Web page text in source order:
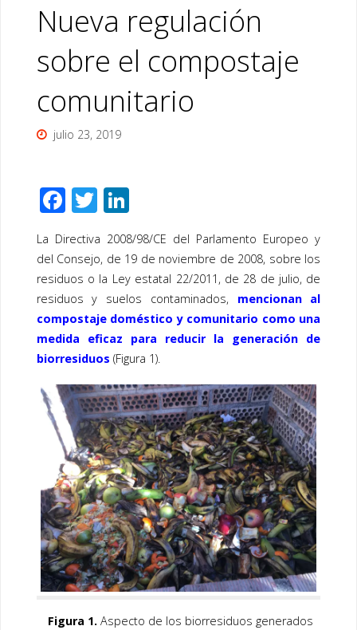
Nueva regulación
sobre el compostaje
comunitario
julio 23, 2019
F
ac
e
b
o
o
k
T
wi
tt
er
Li
n
k
e
dI
n
La Directiva 2008/98/CE del Parlamento Europeo y
del Consejo, de 19 de noviembre de 2008, sobre los
residuos o la Ley estatal 22/2011, de 28 de julio, de
residuos y suelos contaminados, mencionan al
compostaje doméstico y comunitario como una
medida eficaz para reducir la generación de
biorresiduos (Figura 1).
Figura 1.Aspecto de los biorresiduos generados